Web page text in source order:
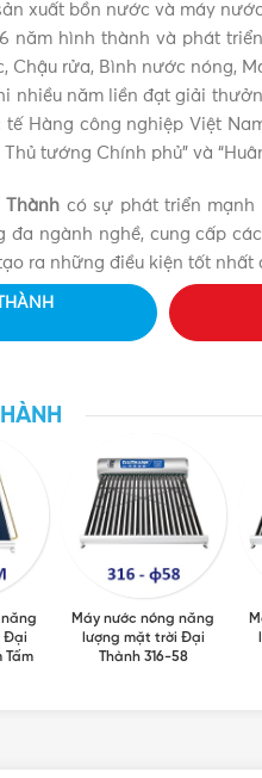
xuất bồn nước và máy
năm hình thành và phát
Chậu rửa, Bình nước nóng,
nhiều năm liền đạt giải
Hàng công nghiệp Việt
tướng Chính phủ” và
Thành có sự phát triển
đa ngành nghề, cung cấp
ra những điều kiện tốt
Đại
Tấm
Máy nước nóng năng
lượng mặt trời Đại
Thành 316-58